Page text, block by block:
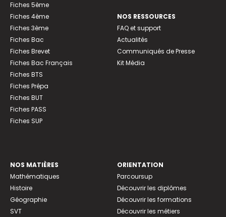
Fiches 5ème
Fiches 4ème
Fiches 3ème
Fiches Bac
Fiches Brevet
Fiches Bac Français
Fiches BTS
Fiches Prépa
Fiches BUT
Fiches PASS
Fiches SUP
NOS RESSOURCES
FAQ et support
Actualités
Communiqués de Presse
Kit Média
NOS MATIÈRES
Mathématiques
Histoire
Géographie
SVT
ORIENTATION
Parcoursup
Découvrir les diplômes
Découvrir les formations
Découvrir les métiers